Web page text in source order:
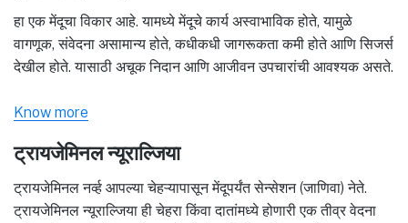
हा एक मेंदूचा विकार आहे. यामध्ये मेंदूचे कार्य अस्वाभाविक होते, यामुळे
वागणूक, संवेदना असामान्य होते, कधीकधी जागरूकता कमी होते आणि सिजर्स
देखील होते. यासाठी अचूक निदान आणि आजीवन उपचारांची आवश्यक असते.
Know more
ट्रायजेमिनल न्यूराल्जिया
ट्रायजेमिनल नर्व्ह आपल्या चेहऱ्यापासून मेंदूपर्यंत सेन्सेशन (जाणिवा) नेते.
ट्रायजेमिनल न्यूराल्जिया ही चेहरा किंवा दातांमध्ये होणारी एक तीव्र वेदना